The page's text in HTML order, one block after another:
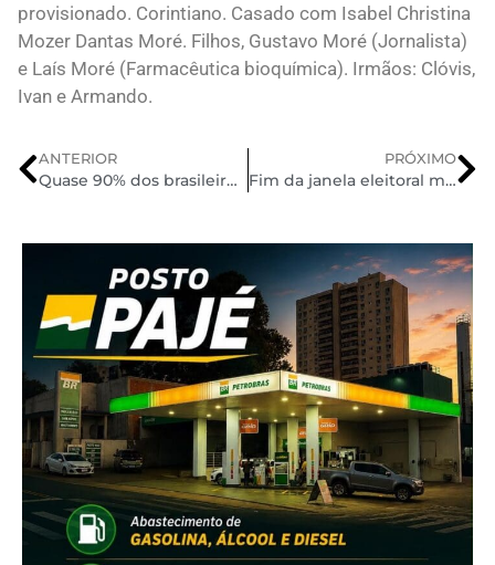
provisionado. Corintiano. Casado com Isabel Christina
Mozer Dantas Moré. Filhos, Gustavo Moré (Jornalista)
e Laís Moré (Farmacêutica bioquímica). Irmãos: Clóvis,
Ivan e Armando.
ANTERIOR
Quase 90% dos brasileiros admitem ter acreditado em fake news
PRÓXIMO
Fim da janela eleitoral mobiliza parlamentares e esvazia Congresso